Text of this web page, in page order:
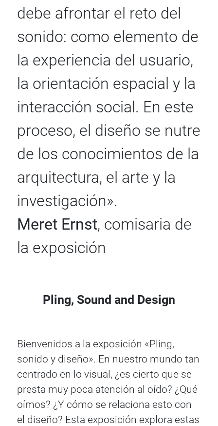
debe afrontar el reto del
sonido: como elemento de
la experiencia del usuario,
la orientación espacial y la
interacción social. En este
proceso, el diseño se nutre
de los conocimientos de la
arquitectura, el arte y la
investigación».
Meret Ernst, comisaria de
la exposición
Pling, Sound and Design
Bienvenidos a la exposición «Pling,
sonido y diseño». En nuestro mundo tan
centrado en lo visual, ¿es cierto que se
presta muy poca atención al oído? ¿Qué
oímos? ¿Y cómo se relaciona esto con
el diseño? Esta exposición explora estas